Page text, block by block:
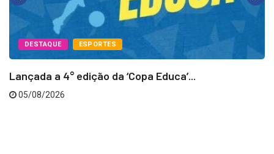
DESTAQUE ESPORTES
Lançada a 4° edição da ‘Copa Educa’...
05/08/2026